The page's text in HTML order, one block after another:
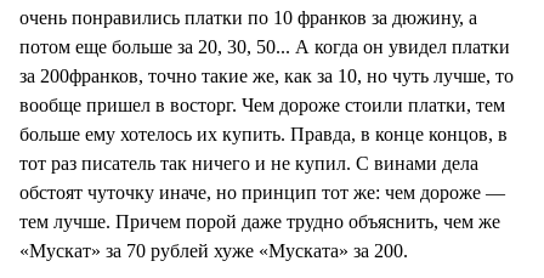
очень понравились платки по 10 франков за дюжину, а
потом еще больше за 20, 30, 50... А когда он увидел платки
за 200франков, точно такие же, как за 10, но чуть лучше, то
вообще пришел в восторг. Чем дороже стоили платки, тем
больше ему хотелось их купить. Правда, в конце концов, в
тот раз писатель так ничего и не купил. С винами дела
обстоят чуточку иначе, но принцип тот же: чем дороже —
тем лучше. Причем порой даже трудно объяснить, чем же
«Мускат» за 70 рублей хуже «Муската» за 200.